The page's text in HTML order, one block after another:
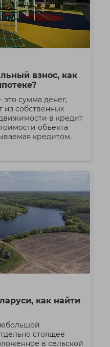
взнос, как
сумма денег,
из собственных
в кредит
объекта
кредитом.
как найти
стоящее
в сельской